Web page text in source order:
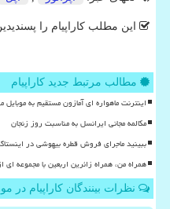
این مطلب کاراپیام را
مطالب مرتبط جدید کاراپیام
اینترنت ماهواره ای آمازون مستقیم به
مکالمه مجانی ایرانسل به مناسبت روز زنجان
ببینید ماجرای فروش قطره بیهوشی در
همراه من، همراه زائرین اربعین با مجموعه ای
نظرات بینندگان کاراپیام در